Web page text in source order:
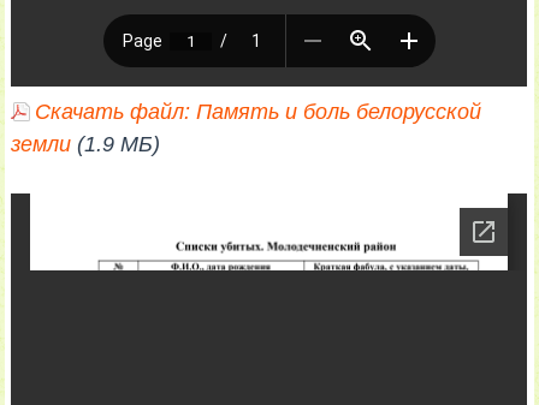
Скачать файл: Память и боль белорусской
земли (1.9 МБ)